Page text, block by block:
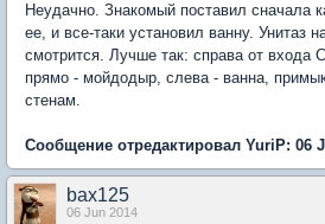
Неудачно. Знакомый поставил сначала
ее, и все-таки установил ванну. Унитаз
смотрится. Лучше так: справа от входа
прямо - мойдодыр, слева - ванна,
стенам.
Сообщение отредактировал YuriP: 06
bax125
06 Jun 2014